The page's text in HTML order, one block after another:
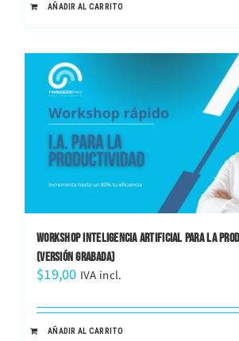
AÑADIR AL CARRITO
WORKSHOP INTELIGENCIA ARTIFICIAL PARA LA
(VERSIÓN GRABADA)
$19,00 IVA incl.
AÑADIR AL CARRITO